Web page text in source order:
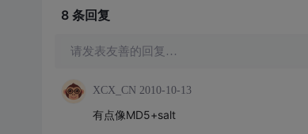
8 条回复
请发表友善的回复…
XCX_CN 2010-10-13
有点像MD5+salt